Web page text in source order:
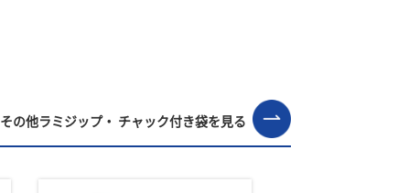
その他ラミジップ・ チャック付き袋を見る